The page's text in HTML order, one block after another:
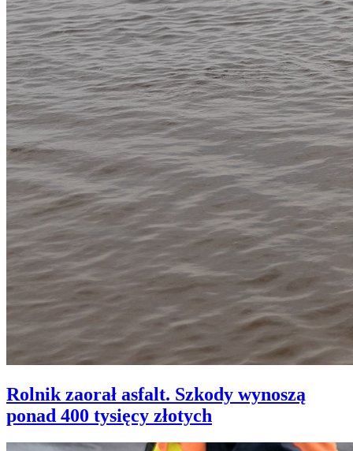
Rolnik zaorał asfalt. Szkody wynoszą
ponad 400 tysięcy złotych